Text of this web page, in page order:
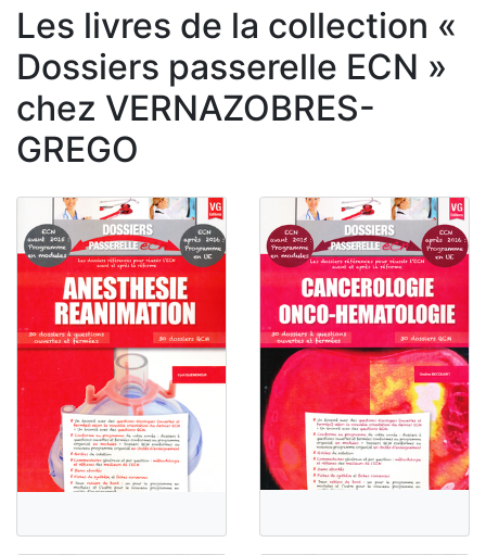
Les livres de la collection «
Dossiers passerelle ECN »
chez VERNAZOBRES-
GREGO